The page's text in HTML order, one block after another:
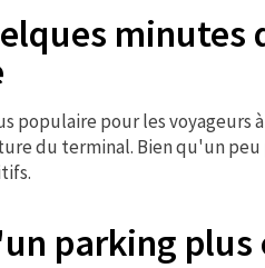
populaire pour les voyageurs
du terminal. Bien qu'un peu
parking